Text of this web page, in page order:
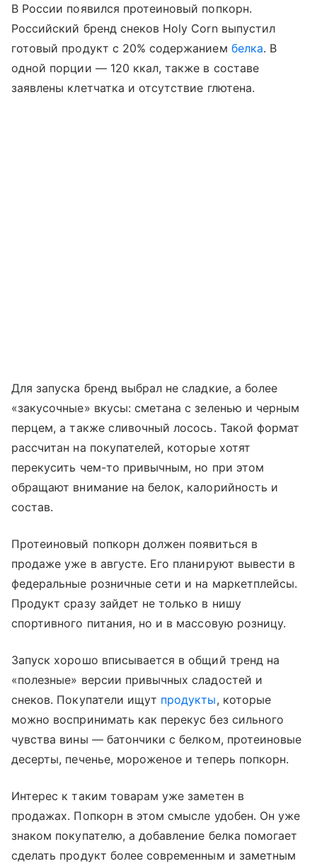
В России появился протеиновый попкорн.
Российский бренд снеков Holy Corn выпустил
готовый продукт с 20% содержанием белка. В
одной порции — 120 ккал, также в составе
заявлены клетчатка и отсутствие глютена.
Для запуска бренд выбрал не сладкие, а более
«закусочные» вкусы: сметана с зеленью и черным
перцем, а также сливочный лосось. Такой формат
рассчитан на покупателей, которые хотят
перекусить чем-то привычным, но при этом
обращают внимание на белок, калорийность и
состав.
Протеиновый попкорн должен появиться в
продаже уже в августе. Его планируют вывести в
федеральные розничные сети и на маркетплейсы.
Продукт сразу зайдет не только в нишу
спортивного питания, но и в массовую розницу.
Запуск хорошо вписывается в общий тренд на
«полезные» версии привычных сладостей и
снеков. Покупатели ищут продукты, которые
можно воспринимать как перекус без сильного
чувства вины — батончики с белком, протеиновые
десерты, печенье, мороженое и теперь попкорн.
Интерес к таким товарам уже заметен в
продажах. Попкорн в этом смысле удобен. Он уже
знаком покупателю, а добавление белка помогает
сделать продукт более современным и заметным